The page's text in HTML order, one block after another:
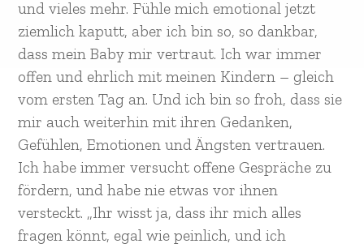
und vieles mehr. Fühle mich emotional jetzt
ziemlich kaputt, aber ich bin so, so dankbar,
dass mein Baby mir vertraut. Ich war immer
offen und ehrlich mit meinen Kindern – gleich
vom ersten Tag an. Und ich bin so froh, dass sie
mir auch weiterhin mit ihren Gedanken,
Gefühlen, Emotionen und Ängsten vertrauen.
Ich habe immer versucht offene Gespräche zu
fördern, und habe nie etwas vor ihnen
versteckt. „Ihr wisst ja, dass ihr mich alles
fragen könnt, egal wie peinlich, und ich